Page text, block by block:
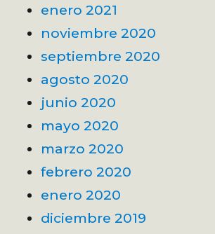
enero 2021
noviembre 2020
septiembre 2020
agosto 2020
junio 2020
mayo 2020
marzo 2020
febrero 2020
enero 2020
diciembre 2019